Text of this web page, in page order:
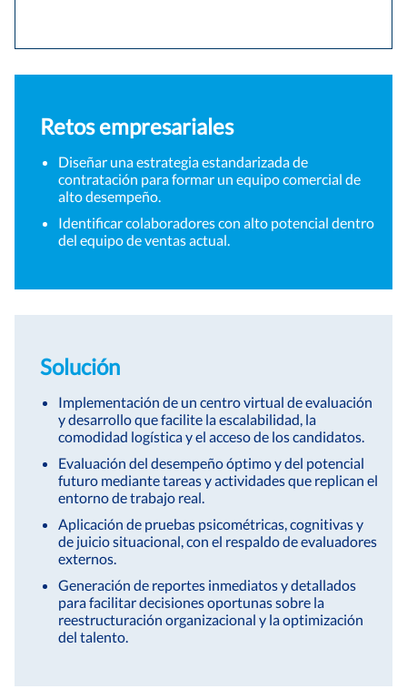
Retos empresariales
Diseñar una estrategia estandarizada de
contratación para formar un equipo comercial de
alto desempeño.
Identificar colaboradores con alto potencial dentro
del equipo de ventas actual.
Solución
Implementación de un centro virtual de evaluación
y desarrollo que facilite la escalabilidad, la
comodidad logística y el acceso de los candidatos.
Evaluación del desempeño óptimo y del potencial
futuro mediante tareas y actividades que replican el
entorno de trabajo real.
Aplicación de pruebas psicométricas, cognitivas y
de juicio situacional, con el respaldo de evaluadores
externos.
Generación de reportes inmediatos y detallados
para facilitar decisiones oportunas sobre la
reestructuración organizacional y la optimización
del talento.